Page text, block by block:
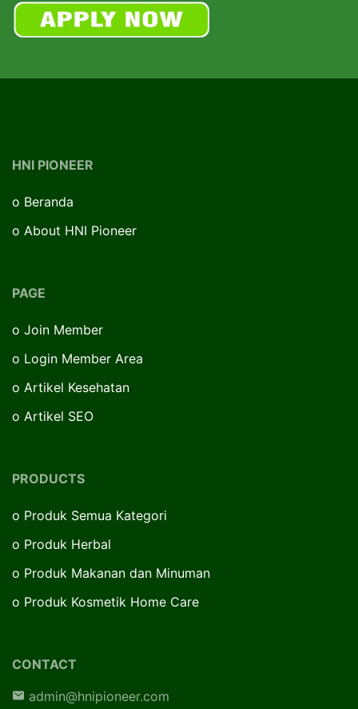
HNI PIONEER
o Beranda
o About HNI Pioneer
PAGE
o Join Member
o Login Member Area
o Artikel Kesehatan
o Artikel SEO
PRODUCTS
o Produk Semua Kategori
o Produk Herbal
o Produk Makanan dan Minuman
o Produk Kosmetik Home Care
CONTACT
admin@hnipioneer.com